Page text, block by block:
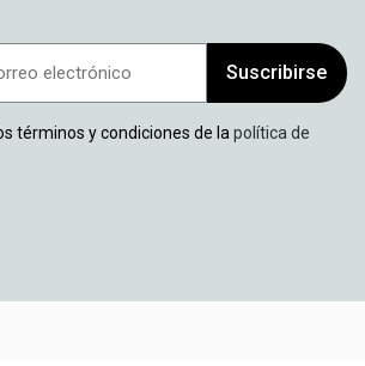
Suscribirse
términos y condiciones de lapolítica de